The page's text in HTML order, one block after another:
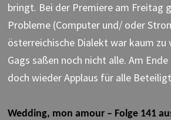
bringt. Bei der Premiere am Freitag
Probleme (Computer und/ oder
österreichische Dialekt war kaum zu
Gags saßen noch nicht alle. Am
doch wieder Applaus für alle
Wedding, mon amour – Folge 141